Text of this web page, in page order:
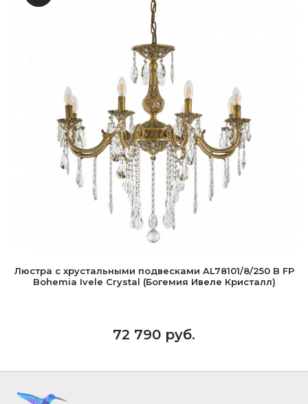
Люстра с хрустальными подвесками AL78101/8/250 B FP
Bohemia Ivele Crystal (Богемия Ивеле Кристалл)
72 790 руб.